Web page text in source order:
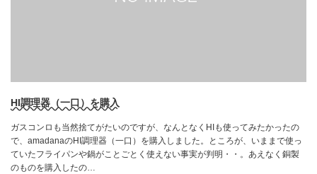
HI調理器（一口）を購入
ガスコンロも当然捨てがたいのですが、なんとなくHIも使ってみたかったの
で、amadanaのHI調理器（一口）を購入しました。ところが、いままで使っ
ていたフライパンや鍋がことごとく使えない事実が判明・・。あえなく銅製
のものを購入したの…